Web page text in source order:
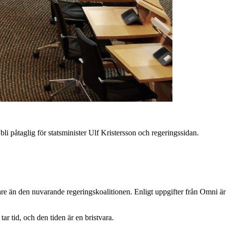
påtaglig för statsminister Ulf Kristersson och regeringssidan.
än den nuvarande regeringskoalitionen. Enligt uppgifter från Omni är
tid, och den tiden är en bristvara.